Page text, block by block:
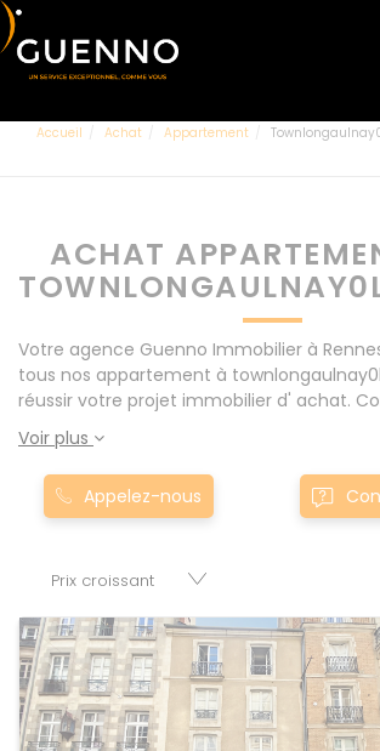
Accueil Achat Appartement
ACHAT
Votre agence Guenno Immobilier à
tous nos appartement à townlongaulnay0longaulnay pour
réussir votre projet immobilier d' achat. Consultez
l'ensemble de nos offres à Rennes mais
alentours : Le Rheu, Pacé, Montgermont... Nos appartement
T2 à townlongaulnay0longaulnay sont proposés au meilleur
prix du marché pour permettre au plus
commerces, appartements, maisons,
Voir plus
Appelez-nous